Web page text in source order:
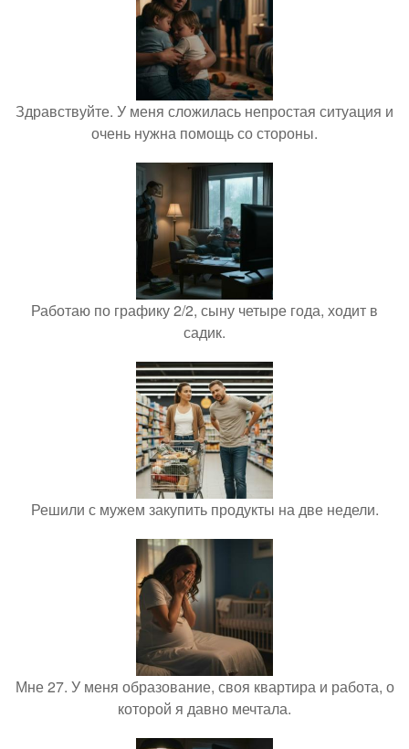
Здравствуйте. У меня сложилась непростая ситуация и
очень нужна помощь со стороны.
Работаю по графику 2/2, сыну четыре года, ходит в
садик.
Решили с мужем закупить продукты на две недели.
Мне 27. У меня образование, своя квартира и работа, о
которой я давно мечтала.